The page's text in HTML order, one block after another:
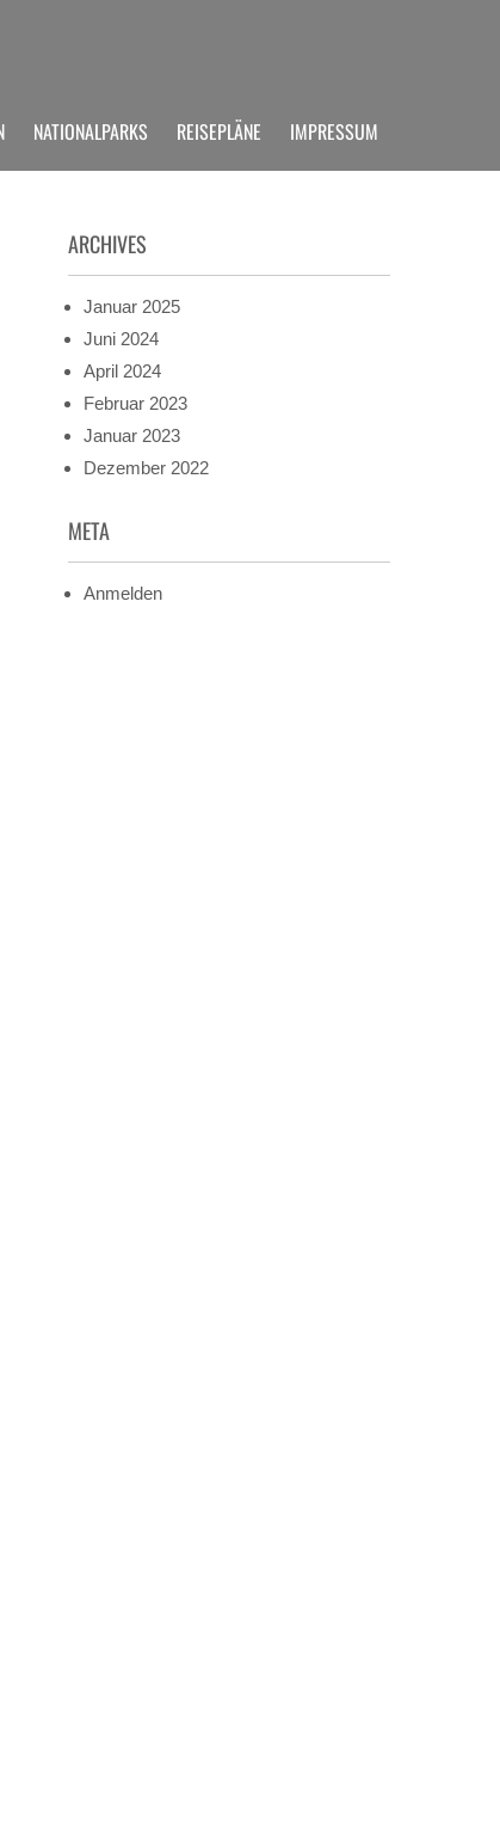
NATIONALPARKS REISEPLÄNE IMPRESSUM
ARCHIVES
Januar 2025
Juni 2024
April 2024
Februar 2023
Januar 2023
Dezember 2022
META
Anmelden